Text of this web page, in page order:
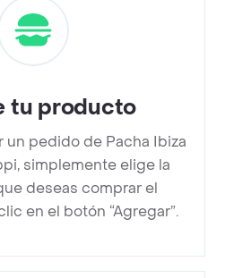
tu producto
un pedido de Pacha Ibiza
simplemente elige la
deseas comprar el
en el botón “Agregar”.